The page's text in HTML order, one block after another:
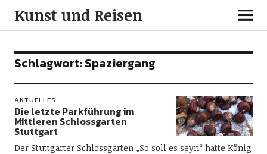
Kunst und Reisen
Schlagwort:Spaziergang
AKTUELLES
Die letzte Parkführung im
Mittleren Schlossgarten
Stuttgart
Der Stuttgarter Schlossgarten „So soll es seyn“ hatte König